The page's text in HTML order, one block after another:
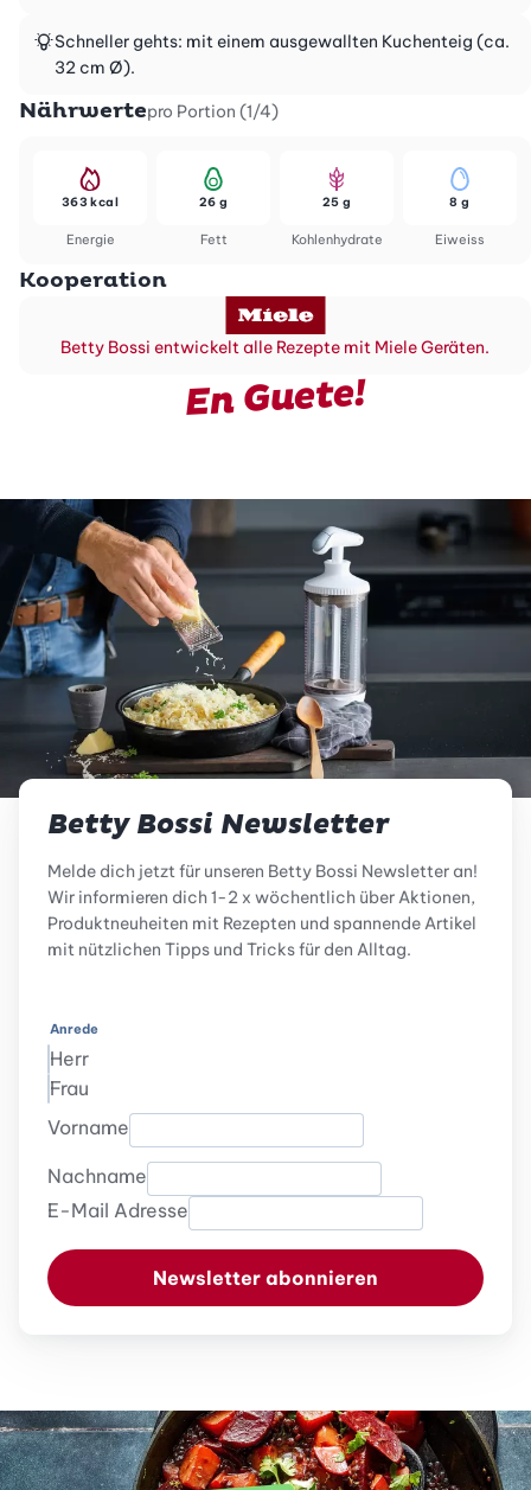
Schneller gehts: mit einem ausgewallten Kuchenteig (ca.
32 cm Ø).
Nährwertepro Portion (1/4)
Energie
363 kcal
Fett
26 g
Kohlenhydrate
25 g
Eiweiss
8 g
Kooperation
Betty Bossi entwickelt alle Rezepte mit Miele Geräten.
En Guete!
Betty Bossi Newsletter
Melde dich jetzt für unseren Betty Bossi Newsletter an!
Wir informieren dich 1-2 x wöchentlich über Aktionen,
Produktneuheiten mit Rezepten und spannende Artikel
mit nützlichen Tipps und Tricks für den Alltag.
Anrede
Herr
Frau
Vorname
Nachname
E-Mail Adresse
Newsletter abonnieren